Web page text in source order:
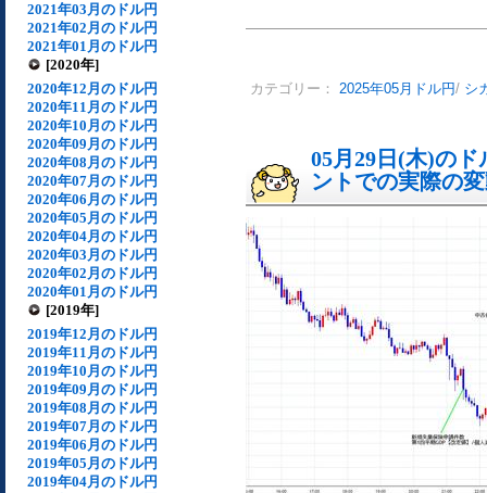
2021年03月のドル円
2021年02月のドル円
2021年01月のドル円
[2020年]
2020年12月のドル円
2020年11月のドル円
2020年10月のドル円
2020年09月のドル円
2020年08月のドル円
2020年07月のドル円
2020年06月のドル円
2020年05月のドル円
2020年04月のドル円
2020年03月のドル円
2020年02月のドル円
2020年01月のドル円
[2019年]
2019年12月のドル円
2019年11月のドル円
2019年10月のドル円
2019年09月のドル円
2019年08月のドル円
2019年07月のドル円
2019年06月のドル円
2019年05月のドル円
2019年04月のドル円
カテゴリー： 2025年05月ドル円/ シ
05月29日(木)の
ントでの実際の